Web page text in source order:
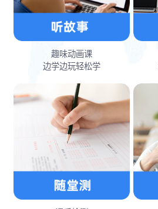
趣味动画课
边学边玩轻松学